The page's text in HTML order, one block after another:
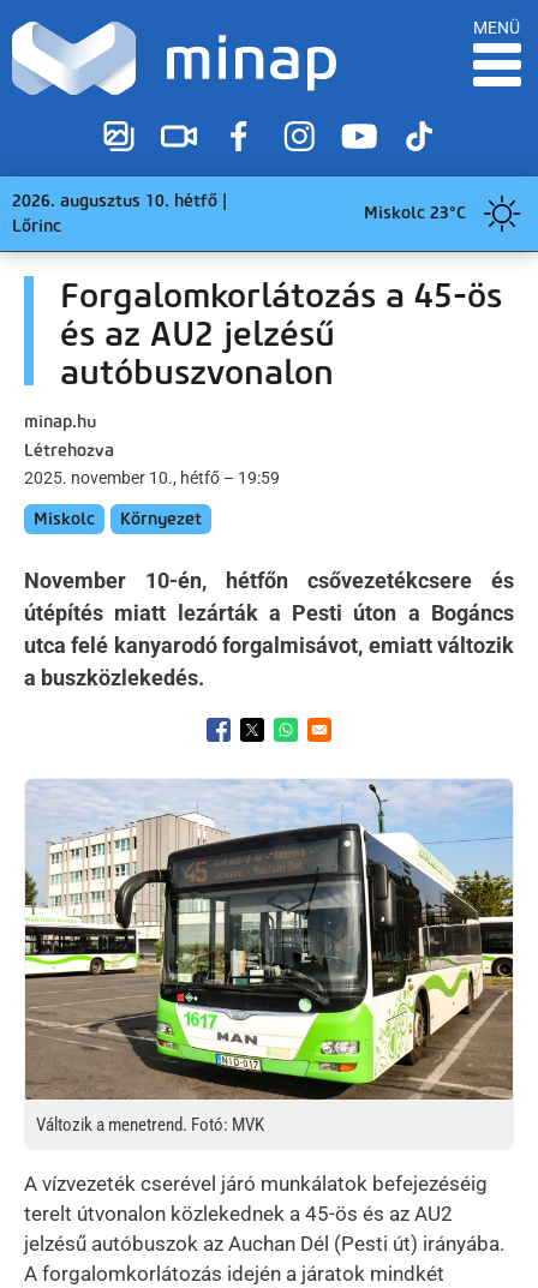
MENÜ
2026. augusztus 10. hétfő |
Lőrinc
Miskolc 23°C
Forgalomkorlátozás a 45-ös
és az AU2 jelzésű
autóbuszvonalon
minap.hu
Létrehozva
2025. november 10., hétfő – 19:59
Miskolc Környezet
November 10-én, hétfőn csővezetékcsere és
útépítés miatt lezárták a Pesti úton a Bogáncs
utca felé kanyarodó forgalmisávot, emiatt változik
a buszközlekedés.
Opens in a new window
Opens in a new window
Opens in a new window
Kép
Változik a menetrend. Fotó: MVK
A vízvezeték cserével járó munkálatok befejezéséig
terelt útvonalon közlekednek a 45-ös és az AU2
jelzésű autóbuszok az Auchan Dél (Pesti út) irányába.
A forgalomkorlátozás idején a járatok mindkét